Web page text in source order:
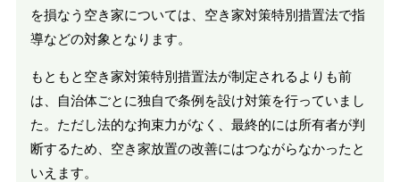
を損なう空き家については、空き家対策特別措置法で指
導などの対象となります。
もともと空き家対策特別措置法が制定されるよりも前
は、自治体ごとに独自で条例を設け対策を行っていまし
た。ただし法的な拘束力がなく、最終的には所有者が判
断するため、空き家放置の改善にはつながらなかったと
いえます。